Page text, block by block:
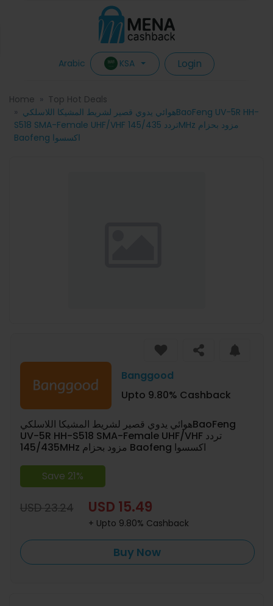
Arabic KSA Login
Home
Top Hot Deals
هوائي يدوي قصير لشريط المشيکا اللاسلكيBaoFeng UV-5R HH-
S518 SMA-Female UHF/VHF تردد 145/435MHz مزود بحزام
Baofeng اكسسوا
Banggood
Upto 9.80% Cashback
هوائي يدوي قصير لشريط المشيکا اللاسلكيBaoFeng
UV-5R HH-S518 SMA-Female UHF/VHF تردد
145/435MHz مزود بحزام Baofeng اكسسوا
Save 21%
USD 23.24 USD 15.49
+ Upto 9.80% Cashback
Buy Now